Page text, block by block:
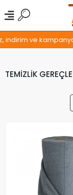
indirim ve
TEMİZLİK